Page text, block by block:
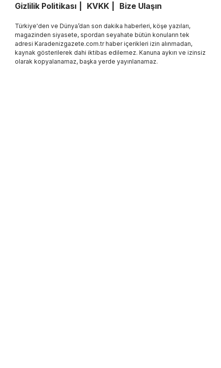
Gizlilik Politikası
KVKK Bize Ulaşın
Türkiye'den ve Dünya’dan son dakika haberleri, köşe yazıları,
magazinden siyasete, spordan seyahate bütün konuların tek
adresi Karadenizgazete.com.tr haber içerikleri izin alınmadan,
kaynak gösterilerek dahi iktibas edilemez. Kanuna aykırı ve izinsiz
olarak kopyalanamaz, başka yerde yayınlanamaz.